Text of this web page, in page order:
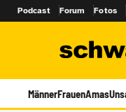
Podcast Forum Fotos
MännerFrauenAmas